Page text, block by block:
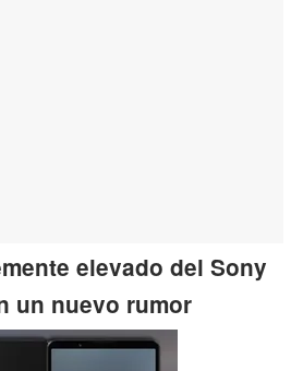
elevado del Sony
un nuevo rumor